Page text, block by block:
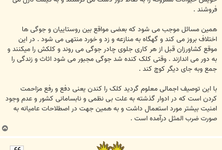
فروشند .
همین مسائل موجب می شود که بعضی مواقع بین روستاییان و جوگی ها
اختلاف بروز می کند و گهگاه به منازعه و زد و خورد منتهی می شود . در این
موقع کشاورزان قبل از هر کاری جلوی چادر جوگی می روند و کلکش را میکنند و
به دور می اندازند . وقتی کلک کنده شد جوگی مجبور می شود اثاث و زندگی را
جمع وبه جای دیگر کوچ کند .
با این توصیف اجمالی معلوم گردید کلک را کندن یعنی دفع و رفع مزاحمت
کردن است که در ادوار گذشته به علت بی نظمی و نابسامانی کشور و عدم وجود
امنیت بیشتر مورد استعمال داشت و به همین جهت در اصطلاحات عامیانه به
صورت ضرب المثل درآمده است .